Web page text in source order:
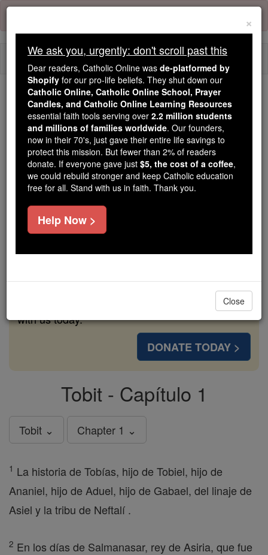
Skip
content
Because of You, 2.2 Million
Students Are Being Formed in the
Faith
Because of generous supporters like you,
Catholic Online School has already delivered
free, faithful Catholic education to over 2.2
million students across 193 countries. In an age
of noise and algorithms, you are helping form
souls with truth, prayer, Scripture, and Christ.
If everyone who reads this gave just $5 — the
families and keep this life-changing formation
free for all. Be Courageous. Be Catholic. Stand
with us today.
DONATE TODAY >
Tobit - Capítulo 1
Tobit ⌄ Chapter 1 ⌄
1 La historia de Tobías, hijo de Tobiel, hijo de
Ananiel, hijo de Aduel, hijo de Gabael, del linaje de
Asiel y la tribu de Neftalí .
2 En los días de Salmanasar, rey de Asiria, que fue
×
We ask you, urgently: don't scroll past this
Dear readers, Catholic Online was de-platformed by
Shopify for our pro-life beliefs. They shut down our
Catholic Online, Catholic Online School, Prayer
Candles, and Catholic Online Learning Resources
essential faith tools serving over 2.2 million students
and millions of families worldwide. Our founders,
now in their 70's, just gave their entire life savings to
protect this mission. But fewer than 2% of readers
donate. If everyone gave just $5, the cost of a coffee,
we could rebuild stronger and keep Catholic education
free for all. Stand with us in faith. Thank you.
Help Now >
Close